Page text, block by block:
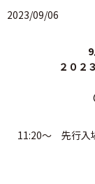
2023/09/06
２０２
11:20～ 先行入